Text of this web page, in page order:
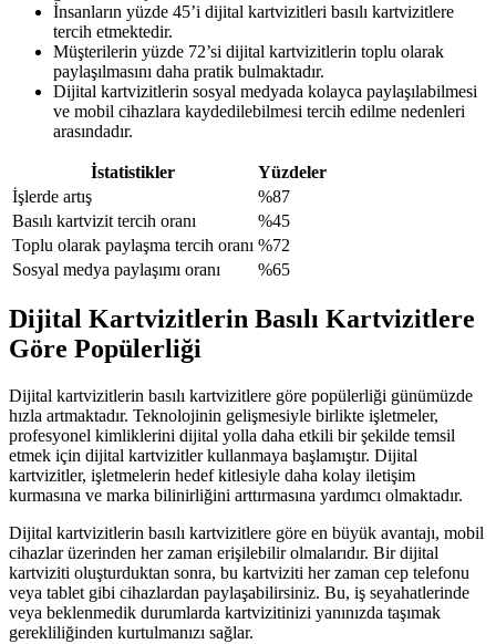
İnsanların yüzde 45’i dijital kartvizitleri basılı kartvizitlere
tercih etmektedir.
Müşterilerin yüzde 72’si dijital kartvizitlerin toplu olarak
paylaşılmasını daha pratik bulmaktadır.
Dijital kartvizitlerin sosyal medyada kolayca paylaşılabilmesi
ve mobil cihazlara kaydedilebilmesi tercih edilme nedenleri
arasındadır.
İstatistikler
Yüzdeler
İşlerde artış
%87
Basılı kartvizit tercih oranı
%45
Toplu olarak paylaşma tercih oranı %72
Sosyal medya paylaşımı oranı
%65
Dijital Kartvizitlerin Basılı Kartvizitlere
Göre Popülerliği
Dijital kartvizitlerin basılı kartvizitlere göre popülerliği günümüzde
hızla artmaktadır. Teknolojinin gelişmesiyle birlikte işletmeler,
profesyonel kimliklerini dijital yolla daha etkili bir şekilde temsil
etmek için dijital kartvizitler kullanmaya başlamıştır. Dijital
kartvizitler, işletmelerin hedef kitlesiyle daha kolay iletişim
kurmasına ve marka bilinirliğini arttırmasına yardımcı olmaktadır.
Dijital kartvizitlerin basılı kartvizitlere göre en büyük avantajı, mobil
cihazlar üzerinden her zaman erişilebilir olmalarıdır. Bir dijital
kartviziti oluşturduktan sonra, bu kartviziti her zaman cep telefonu
veya tablet gibi cihazlardan paylaşabilirsiniz. Bu, iş seyahatlerinde
veya beklenmedik durumlarda kartvizitinizi yanınızda taşımak
gerekliliğinden kurtulmanızı sağlar.